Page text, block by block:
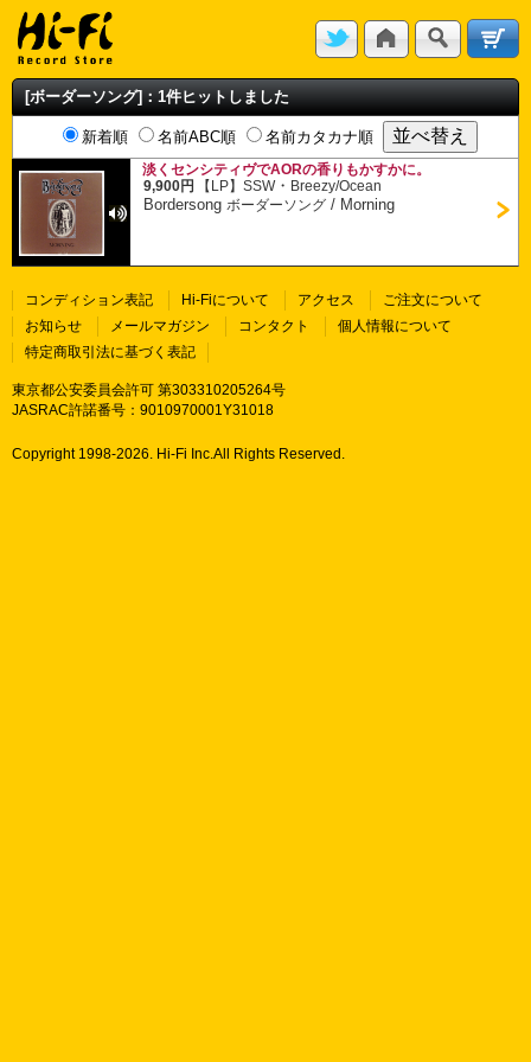
[ボーダーソング]：1件ヒットしました
新着順 名前ABC順 名前カタカナ順
淡くセンシティヴでAORの香りもかすかに。
9,900円
【LP】SSW・ Breezy/Ocean
Bordersong ボーダーソング / Morning
コンディション表記 Hi-Fiについて アクセス
ご注文について
お知らせ
メールマガジン コンタクト
個人情報について
特定商取引法に基づく表記
東京都公安委員会許可 第303310205264号
JASRAC許諾番号：9010970001Y31018
Copyright 1998-2026. Hi-Fi Inc.All Rights Reserved.